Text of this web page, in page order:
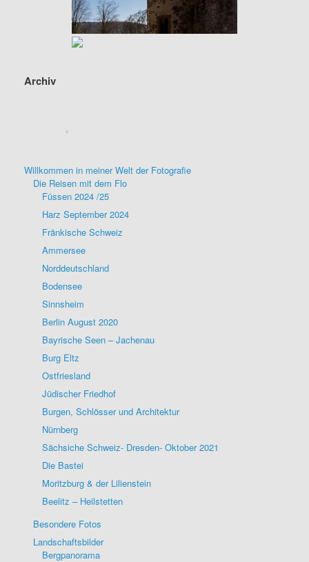
Archiv
Willkommen in meiner Welt der Fotografie
Die Reisen mit dem Flo
Füssen 2024 /25
Harz September 2024
Fränkische Schweiz
Ammersee
Norddeutschland
Bodensee
Sinnsheim
Berlin August 2020
Bayrische Seen – Jachenau
Burg Eltz
Ostfriesland
Jüdischer Friedhof
Burgen, Schlösser und Architektur
Nürnberg
Sächsiche Schweiz- Dresden- Oktober 2021
Die Bastei
Moritzburg & der Lilienstein
Beelitz – Heilstetten
Besondere Fotos
Landschaftsbilder
Bergpanorama